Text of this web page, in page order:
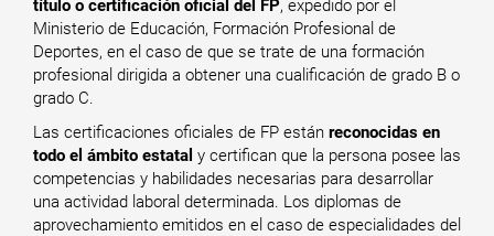
título o certificación oficial del FP, expedido por el
Ministerio de Educación, Formación Profesional de
Deportes, en el caso de que se trate de una formación
profesional dirigida a obtener una cualificación de grado B o
grado C.
Las certificaciones oficiales de FP están reconocidas en
todo el ámbito estatal y certifican que la persona posee las
competencias y habilidades necesarias para desarrollar
una actividad laboral determinada. Los diplomas de
aprovechamiento emitidos en el caso de especialidades del